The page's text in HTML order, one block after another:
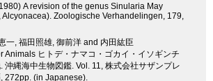
A revision of the genus Sinularia May
Alcyonacea). Zoologische Verhandelingen, 179,
一, 福田照雄, 御前洋 and 内田紘臣
Animals ヒトデ・ナマコ・ゴカイ・イソギンチ
沖縄海中生物図鑑. Vol. 11, 株式会社サザンプレ
272pp. (in Japanese).